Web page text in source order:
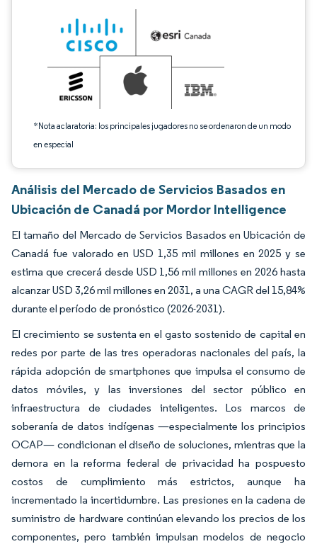
*Nota aclaratoria: los principales jugadores no se ordenaron de un modo
en especial
Análisis del Mercado de Servicios Basados en
Ubicación de Canadá por Mordor Intelligence
El tamaño del Mercado de Servicios Basados en Ubicación de
Canadá fue valorado en USD 1,35 mil millones en 2025 y se
estima que crecerá desde USD 1,56 mil millones en 2026 hasta
alcanzar USD 3,26 mil millones en 2031, a una CAGR del 15,84%
durante el período de pronóstico (2026-2031).
El crecimiento se sustenta en el gasto sostenido de capital en
redes por parte de las tres operadoras nacionales del país, la
rápida adopción de smartphones que impulsa el consumo de
datos móviles, y las inversiones del sector público en
infraestructura de ciudades inteligentes. Los marcos de
soberanía de datos indígenas —especialmente los principios
OCAP— condicionan el diseño de soluciones, mientras que la
demora en la reforma federal de privacidad ha pospuesto
costos de cumplimiento más estrictos, aunque ha
incrementado la incertidumbre. Las presiones en la cadena de
suministro de hardware continúan elevando los precios de los
componentes, pero también impulsan modelos de negocio